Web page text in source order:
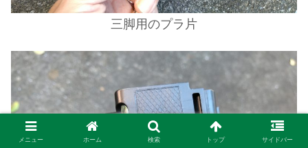
三脚用のプラ片
メニュー ホーム 検索 トップ サイドバー